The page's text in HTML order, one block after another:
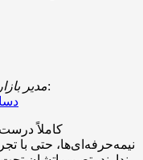
مدیرگفت:
دسامبر 27,
کاملاً
نیمه‌حرفه‌ای‌ها، حتی با